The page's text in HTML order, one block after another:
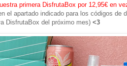
primera DisfrutaBox por 12,95€ en
el apartado indicado para los códigos de
DisfrutaBox del próximo mes) <3